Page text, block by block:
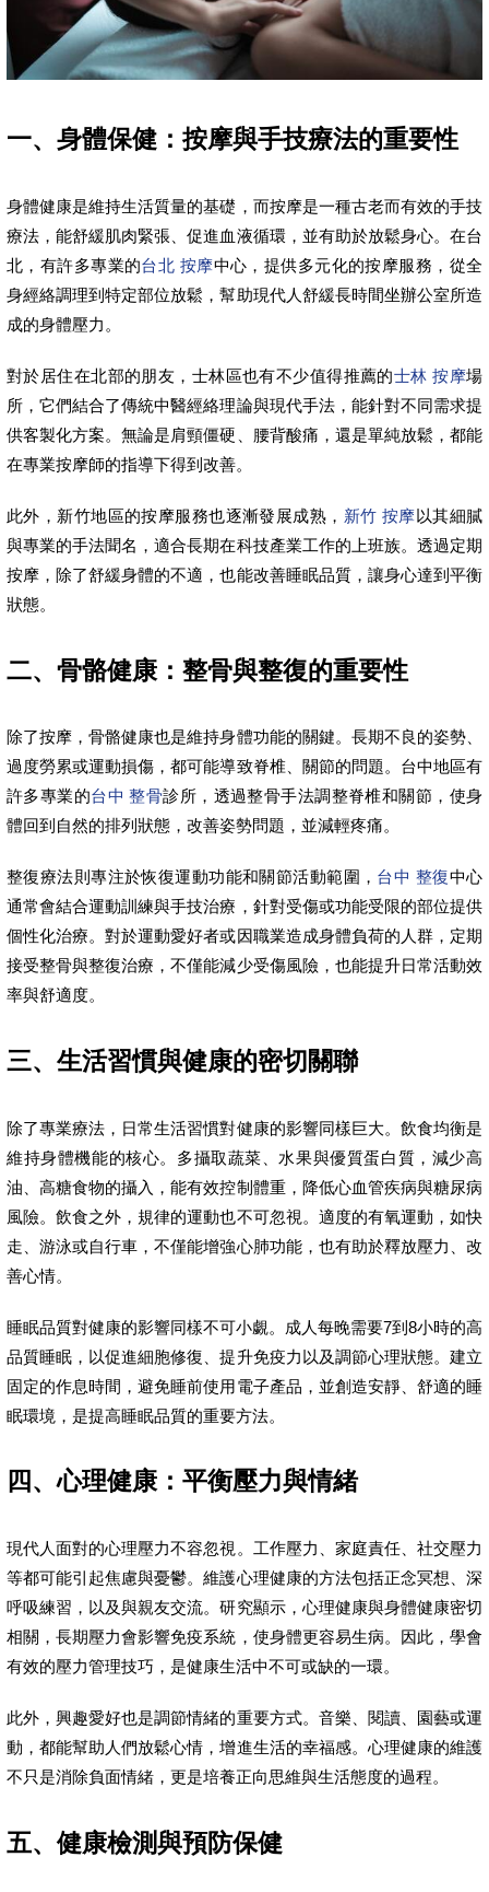
一、身體保健：按摩與手技療法的重要性
身體健康是維持生活質量的基礎，而按摩是一種古老而有效的手技
療法，能舒緩肌肉緊張、促進血液循環，並有助於放鬆身心。在台
北，有許多專業的台北 按摩中心，提供多元化的按摩服務，從全
身經絡調理到特定部位放鬆，幫助現代人舒緩長時間坐辦公室所造
成的身體壓力。
對於居住在北部的朋友，士林區也有不少值得推薦的士林 按摩場
所，它們結合了傳統中醫經絡理論與現代手法，能針對不同需求提
供客製化方案。無論是肩頸僵硬、腰背酸痛，還是單純放鬆，都能
在專業按摩師的指導下得到改善。
此外，新竹地區的按摩服務也逐漸發展成熟， 新竹 按摩以其細膩
與專業的手法聞名，適合長期在科技產業工作的上班族。透過定期
按摩，除了舒緩身體的不適，也能改善睡眠品質，讓身心達到平衡
狀態。
二、骨骼健康：整骨與整復的重要性
除了按摩，骨骼健康也是維持身體功能的關鍵。長期不良的姿勢、
過度勞累或運動損傷，都可能導致脊椎、關節的問題。台中地區有
許多專業的台中 整骨診所，透過整骨手法調整脊椎和關節，使身
體回到自然的排列狀態，改善姿勢問題，並減輕疼痛。
整復療法則專注於恢復運動功能和關節活動範圍， 台中 整復中心
通常會結合運動訓練與手技治療，針對受傷或功能受限的部位提供
個性化治療。對於運動愛好者或因職業造成身體負荷的人群，定期
接受整骨與整復治療，不僅能減少受傷風險，也能提升日常活動效
率與舒適度。
三、生活習慣與健康的密切關聯
除了專業療法，日常生活習慣對健康的影響同樣巨大。飲食均衡是
維持身體機能的核心。多攝取蔬菜、水果與優質蛋白質，減少高
油、高糖食物的攝入，能有效控制體重，降低心血管疾病與糖尿病
風險。飲食之外，規律的運動也不可忽視。適度的有氧運動，如快
走、游泳或自行車，不僅能增強心肺功能，也有助於釋放壓力、改
善心情。
睡眠品質對健康的影響同樣不可小覷。成人每晚需要7到8小時的高
品質睡眠，以促進細胞修復、提升免疫力以及調節心理狀態。建立
固定的作息時間，避免睡前使用電子產品，並創造安靜、舒適的睡
眠環境，是提高睡眠品質的重要方法。
四、心理健康：平衡壓力與情緒
現代人面對的心理壓力不容忽視。工作壓力、家庭責任、社交壓力
等都可能引起焦慮與憂鬱。維護心理健康的方法包括正念冥想、深
呼吸練習，以及與親友交流。研究顯示，心理健康與身體健康密切
相關，長期壓力會影響免疫系統，使身體更容易生病。因此，學會
有效的壓力管理技巧，是健康生活中不可或缺的一環。
此外，興趣愛好也是調節情緒的重要方式。音樂、閱讀、園藝或運
動，都能幫助人們放鬆心情，增進生活的幸福感。心理健康的維護
不只是消除負面情緒，更是培養正向思維與生活態度的過程。
五、健康檢測與預防保健